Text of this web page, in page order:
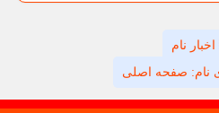
اخبار نام
نام: صفحه اصلی